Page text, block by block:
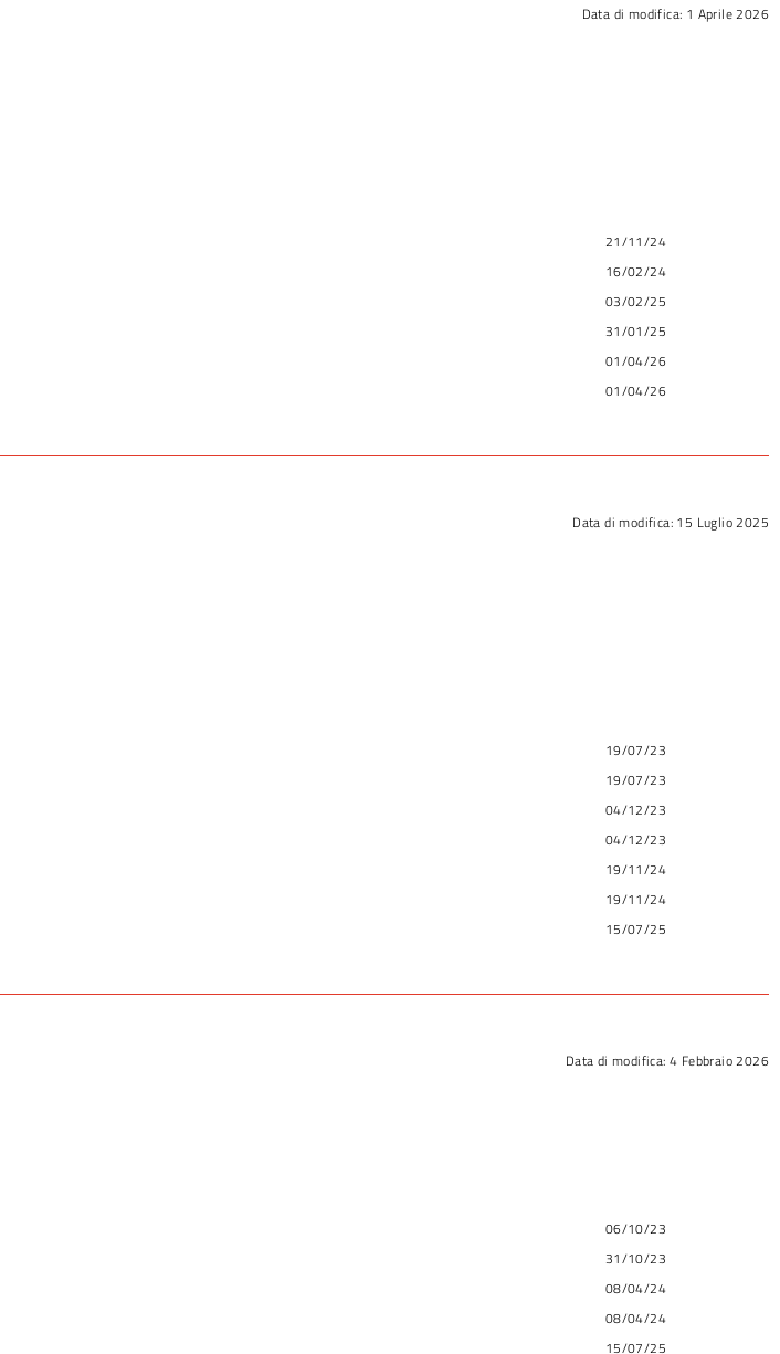
Data di modifica: 1 Aprile 2026
21/11/24
16/02/24
03/02/25
31/01/25
01/04/26
01/04/26
Data di modifica: 15 Luglio 2025
19/07/23
19/07/23
04/12/23
04/12/23
19/11/24
19/11/24
15/07/25
Data di modifica: 4 Febbraio 2026
06/10/23
31/10/23
08/04/24
08/04/24
15/07/25